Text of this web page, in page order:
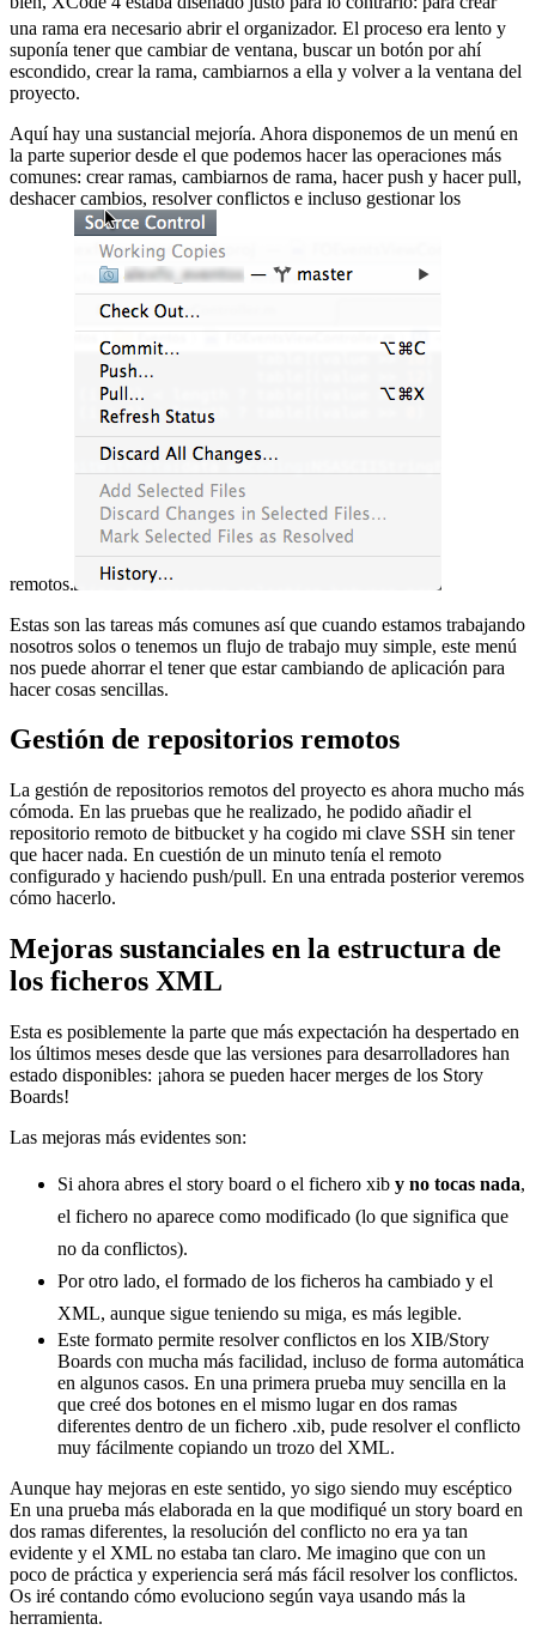
una rama era necesario abrir el organizador. El proceso era lento y
suponía tener que cambiar de ventana, buscar un botón por ahí
escondido, crear la rama, cambiarnos a ella y volver a la ventana del
proyecto.
Aquí hay una sustancial mejoría. Ahora disponemos de un menú en
la parte superior desde el que podemos hacer las operaciones más
comunes: crear ramas, cambiarnos de rama, hacer push y hacer pull,
deshacer cambios, resolver conflictos e incluso gestionar los
remotos.
Estas son las tareas más comunes así que cuando estamos trabajando
nosotros solos o tenemos un flujo de trabajo muy simple, este menú
nos puede ahorrar el tener que estar cambiando de aplicación para
hacer cosas sencillas.
Gestión de repositorios remotos
La gestión de repositorios remotos del proyecto es ahora mucho más
cómoda. En las pruebas que he realizado, he podido añadir el
repositorio remoto de bitbucket y ha cogido mi clave SSH sin tener
que hacer nada. En cuestión de un minuto tenía el remoto
configurado y haciendo push/pull. En una entrada posterior veremos
cómo hacerlo.
Mejoras sustanciales en la estructura de
los ficheros XML
Esta es posiblemente la parte que más expectación ha despertado en
los últimos meses desde que las versiones para desarrolladores han
estado disponibles: ¡ahora se pueden hacer merges de los Story
Boards!
Las mejoras más evidentes son:
Si ahora abres el story board o el fichero xib y no tocas nada,
el fichero no aparece como modificado (lo que significa que
no da conflictos).
Por otro lado, el formado de los ficheros ha cambiado y el
XML, aunque sigue teniendo su miga, es más legible.
Este formato permite resolver conflictos en los XIB/Story
Boards con mucha más facilidad, incluso de forma automática
en algunos casos. En una primera prueba muy sencilla en la
que creé dos botones en el mismo lugar en dos ramas
diferentes dentro de un fichero .xib, pude resolver el conflicto
muy fácilmente copiando un trozo del XML.
Aunque hay mejoras en este sentido, yo sigo siendo muy escéptico
En una prueba más elaborada en la que modifiqué un story board en
dos ramas diferentes, la resolución del conflicto no era ya tan
evidente y el XML no estaba tan claro. Me imagino que con un
poco de práctica y experiencia será más fácil resolver los conflictos.
Os iré contando cómo evoluciono según vaya usando más la
herramienta.